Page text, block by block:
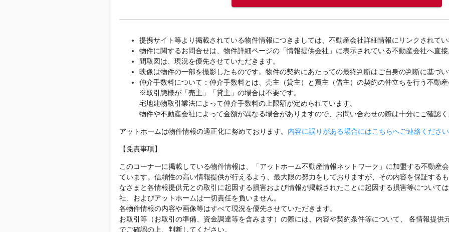
提携サイト等より掲載されている物件情報につきましては、不動産会社詳細情報にリンクされて
物件に関するお問合せは、物件詳細ページの「情報提供会社」に表示されている不動産会社へ直
間取図は、現況を優先させていただきます。
映像は物件の一部を撮影したものです。物件の契約にあたっての最終判断はご自身の判断に基づ
仲介手数料について：仲介手数料とは、売主（貸主）と買主（借主）の契約の仲立ちを行う不動
※取引態様が「売主」「貸主」の場合は不要です。
宅地建物取引業法によって仲介手数料の上限額が定められています。
物件や不動産会社によって金額が異なる場合がありますので、お問い合わせの際は十分にご確認
アットホームは物件情報の適正化に努めております。 内容に誤りがある場合にはこちらへご連絡くださ
【免責事項】
このコーナーに掲載している物件情報は、「アットホーム不動産情報ネットワーク」に加盟する不動産
ています。信頼性の高い情報提供が行えるよう、最大限の努力をしておりますが、その内容を保証する
なさまと各情報提供元との取引に起因する損害および情報が掲載されたことに起因する損害等について
社、およびアットホームは一切責任を負いません。
各物件情報の内容や画像等はすべて現況を優先させていただきます。
お取引等（お取引の準備、資金調達等を含みます）の際には、内容や契約条件等について、 各情報提供
でご確認の上、判断してください。